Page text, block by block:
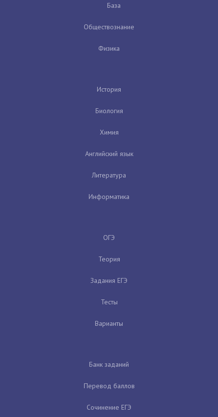
База
Обществознание
Физика
История
Биология
Химия
Английский язык
Литература
Информатика
ОГЭ
Теория
Задания ЕГЭ
Тесты
Варианты
Банк заданий
Перевод баллов
Сочинение ЕГЭ